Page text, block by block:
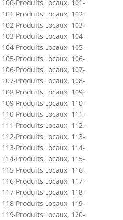
100-Produits Locaux, 101-
101-Produits Locaux, 102-
102-Produits Locaux, 103-
103-Produits Locaux, 104-
104-Produits Locaux, 105-
105-Produits Locaux, 106-
106-Produits Locaux, 107-
107-Produits Locaux, 108-
108-Produits Locaux, 109-
109-Produits Locaux, 110-
110-Produits Locaux, 111-
111-Produits Locaux, 112-
112-Produits Locaux, 113-
113-Produits Locaux, 114-
114-Produits Locaux, 115-
115-Produits Locaux, 116-
116-Produits Locaux, 117-
117-Produits Locaux, 118-
118-Produits Locaux, 119-
119-Produits Locaux, 120-